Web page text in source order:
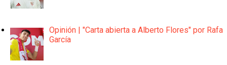
Opinión | "Carta abierta a Alberto Flores" por Rafa
García